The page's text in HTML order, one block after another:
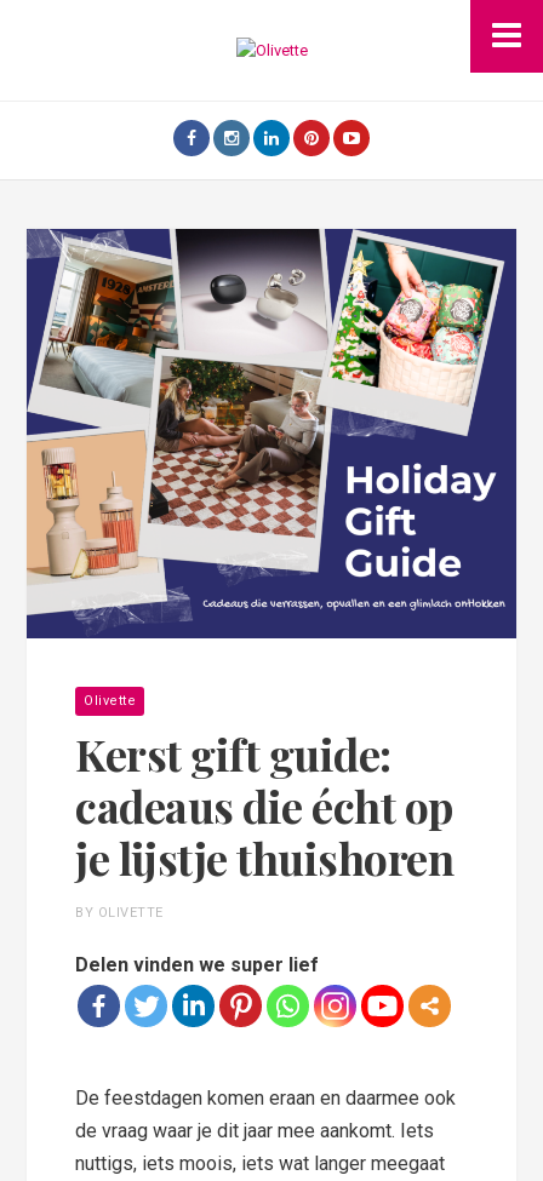
Olivette
Kerst gift guide:
cadeaus die écht op
je lijstje thuishoren
BY OLIVETTE
Delen vinden we super lief
De feestdagen komen eraan en daarmee ook
de vraag waar je dit jaar mee aankomt. Iets
nuttigs, iets moois, iets wat langer meegaat